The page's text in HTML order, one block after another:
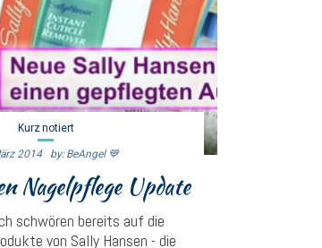
Kurz notiert
2014 By: BeAngel 💙
Nagelpflege Update
schwören bereits auf die
von Sally Hansen - die